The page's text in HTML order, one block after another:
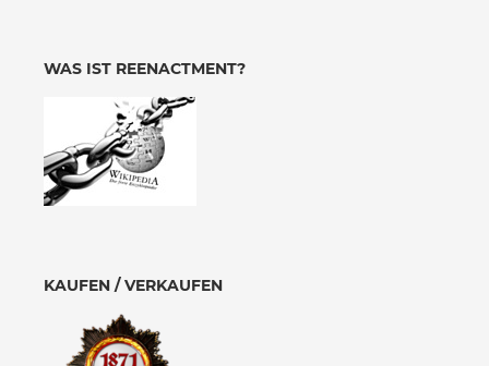
WAS IST REENACTMENT?
KAUFEN / VERKAUFEN